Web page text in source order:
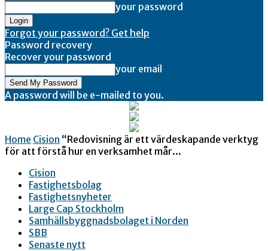
your password
Forgot your password? Get help
Password recovery
Recover your password
your email
A password will be e-mailed to you.
Home Cision “Redovisning är ett värdeskapande verktyg
för att förstå hur en verksamhet mår...
Cision
Fastighetsbolag
Fastighetsnyheter
Large Cap Stockholm
Samhällsbyggnadsbolaget i Norden
SBB
Senaste nytt